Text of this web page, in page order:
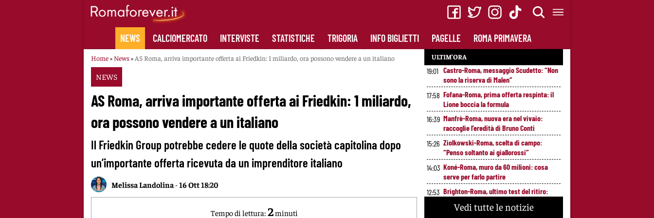
NEWS CALCIOMERCATO INTERVISTE STATISTICHE TRIGORIA INFO BIGLIETTI PAGELLE ROMA PRIMAVERA
Home» News» AS Roma, arriva importante offerta ai Friedkin: 1 miliardo, ora possono vendere a un italiano
NEWS
AS Roma, arriva importante offerta ai Friedkin: 1 miliardo,
ora possono vendere a un italiano
Il Friedkin Group potrebbe cedere le quote della società capitolina dopo
un’importante offerta ricevuta da un imprenditore italiano
Melissa Landolina -16 Ott 18:20
Tempo di lettura: 2minuti
ULTIM’ORA
19:01 Castro-Roma, messaggio Scudetto: “Non
sono la riserva di Malen”
17:58 Fofana-Roma, prima offerta respinta: il
Lione boccia la formula
16:39 Manfrè-Roma, nuova era nel vivaio:
raccoglie l’eredità di Bruno Conti
15:26 Ziolkowski-Roma, scelta di campo:
“Penso soltanto ai giallorossi”
14:03 Koné-Roma, muro da 60 milioni: cosa
serve per farlo partire
12:53 Brighton-Roma, ultimo test del ritiro:
Vedi tutte le notizie